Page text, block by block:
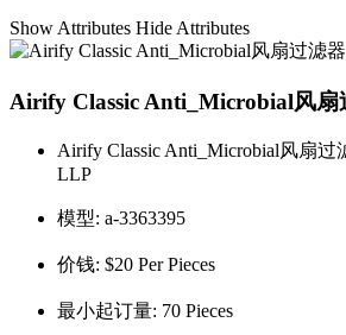
Show Attributes Hide Attributes
Airify Classic Anti_Microbial风扇
Airify Classic Anti_Microbial风扇
LLP
模型: a-3363395
价钱: $20 Per Pieces
最小起订量: 70 Pieces